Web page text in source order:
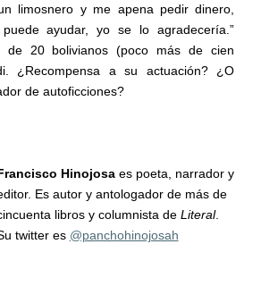
limosnero y me apena pedir dinero,
ayudar, yo se lo agradecería.”
de 20 bolivianos (poco más de cien
¿Recompensa a su actuación? ¿O
de autoficciones?
Hinojosaes poeta, narrador y
Es autor y antologador de más de
libros y columnista de Literal.
twitter es @panchohinojosah